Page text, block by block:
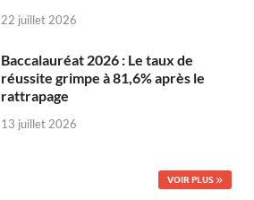
22 juillet 2026
Baccalauréat 2026 : Le taux de
réussite grimpe à 81,6% après le
rattrapage
13 juillet 2026
VOIR PLUS